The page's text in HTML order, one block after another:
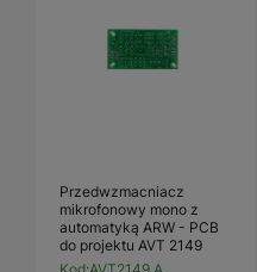
Przedwzmacniacz
mikrofonowy mono z
automatyką ARW - PCB
do projektu AVT 2149